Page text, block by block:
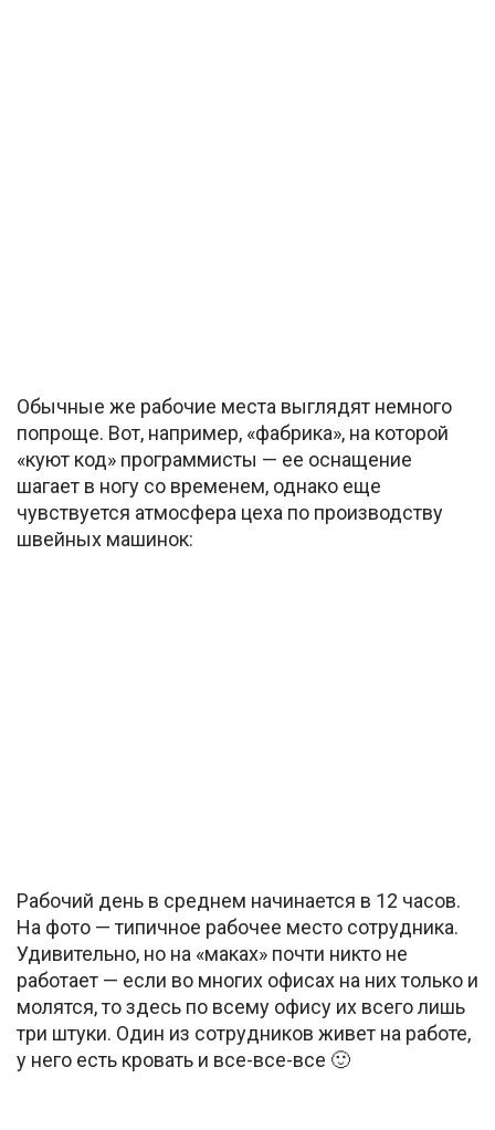
Обычные же рабочие места выглядят немного
попроще. Вот, например, «фабрика», на которой
«куют код» программисты — ее оснащение
шагает в ногу со временем, однако еще
чувствуется атмосфера цеха по производству
швейных машинок:
Рабочий день в среднем начинается в 12 часов.
На фото — типичное рабочее место сотрудника.
Удивительно, но на «маках» почти никто не
работает — если во многих офисах на них только и
молятся, то здесь по всему офису их всего лишь
три штуки. Один из сотрудников живет на работе,
у него есть кровать и все-все-все 🙂